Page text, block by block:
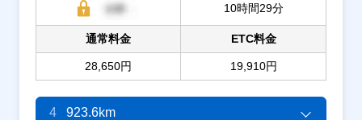
10時間29分
通常料金
28,650円
ETC料金
19,910円
4 923.6km